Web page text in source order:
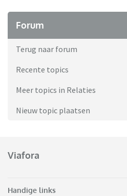
Forum
Terug naar forum
Recente topics
Meer topics in Relaties
Nieuw topic plaatsen
Viafora
Handige links